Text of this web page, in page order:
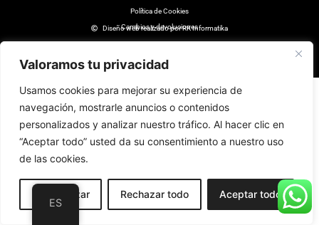
Valoramos tu privacidad
Usamos cookies para mejorar su experiencia de
navegación, mostrarle anuncios o contenidos
personalizados y analizar nuestro tráfico. Al hacer clic en
“Aceptar todo” usted da su consentimiento a nuestro uso
de las cookies.
Personalizar Rechazar todo Aceptar todo
Política de Cookies
Cambios y devoluciones
Diseño web realizado por RK Informatika
ES